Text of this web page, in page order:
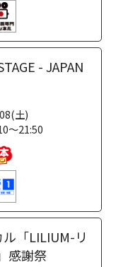
- JAPAN
土)
～21:50
「LILIUM-リ
感謝祭